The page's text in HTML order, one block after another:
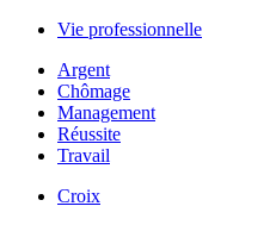
Vie professionnelle
Argent
Chômage
Management
Réussite
Travail
Croix